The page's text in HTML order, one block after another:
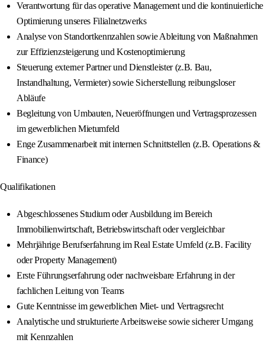
Verantwortung für das operative Management und die kontinuierliche
Optimierung unseres Filialnetzwerks
Analyse von Standortkennzahlen sowie Ableitung von Maßnahmen
zur Effizienzsteigerung und Kostenoptimierung
Steuerung externer Partner und Dienstleister (z.B. Bau,
Instandhaltung, Vermieter) sowie Sicherstellung reibungsloser
Abläufe
Begleitung von Umbauten, Neueröffnungen und Vertragsprozessen
im gewerblichen Mietumfeld
Enge Zusammenarbeit mit internen Schnittstellen (z.B. Operations &
Finance)
Qualifikationen
Abgeschlossenes Studium oder Ausbildung im Bereich
Immobilienwirtschaft, Betriebswirtschaft oder vergleichbar
Mehrjährige Berufserfahrung im Real Estate Umfeld (z.B. Facility
oder Property Management)
Erste Führungserfahrung oder nachweisbare Erfahrung in der
fachlichen Leitung von Teams
Gute Kenntnisse im gewerblichen Miet- und Vertragsrecht
Analytische und strukturierte Arbeitsweise sowie sicherer Umgang
mit Kennzahlen